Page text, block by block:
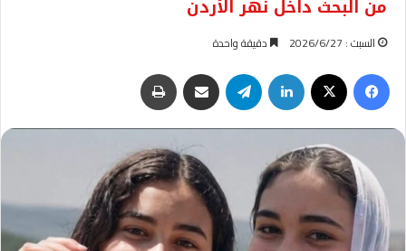
من البحث داخل نهر الأردن
السبت : 2026/6/27 دقيقة واحدة
فيسبوك لينكدإن تيلقرام مشاركة عبر البريد